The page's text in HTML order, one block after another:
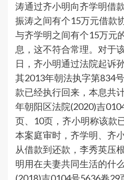
涛通过齐小明向齐学明借
振涛之间有个15万元借款
与齐学明之间有个15万元
息，这不符合常理。对于
日，齐小明通过法院起诉
其2013年朝法执字第834
款已经执行回来，本息共
年朝阳区法院(2020)吉
页、10页，齐小明称该款
本案庭审时，齐学明、齐
从借款到还款，李秀英压
明用在夫妻共同生活的什